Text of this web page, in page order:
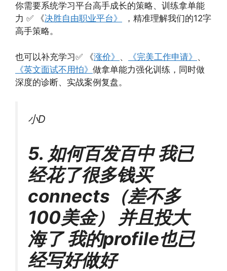
你需要系统学习平台高手成长的策略、训练拿单能
力 ✅ 《决胜自由职业平台》
，精准理解我们的12字
高手策略。
也可以补充学习✅ 《涨价》 、 《完美工作申请》 、
《英文面试不用怕》 做拿单能力强化训练，同时做
深度的诊断、实战案例复盘。
小D
5. 如何百发百中 我已
经花了很多钱买
connects（差不多
100美金） 并且投大
海了 我的profile也已
经写好做好